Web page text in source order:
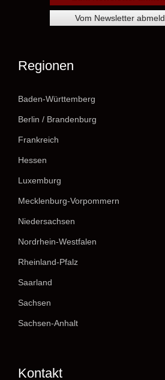
Regionen
Baden-Württemberg
Berlin / Brandenburg
Frankreich
Hessen
Luxemburg
Mecklenburg-Vorpommern
Niedersachsen
Nordrhein-Westfalen
Rheinland-Pfalz
Saarland
Sachsen
Sachsen-Anhalt
Kontakt